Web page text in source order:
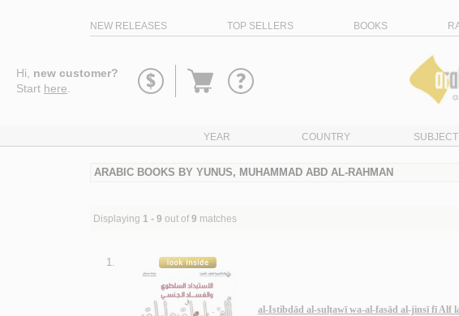
NEW RELEASES TOP SELLERS BOOKS
Hi, new customer?
Start here
Go
YEAR COUNTRY SUBJECT
ARABIC BOOKS BY YUNUS, MUHAMMAD ABD AL-RAHMAN
Displaying 1 - 9 out of 9 matches
1.
al-Istibdād al-sulṭawī wa-al-fasād al-jinsī fī Alf